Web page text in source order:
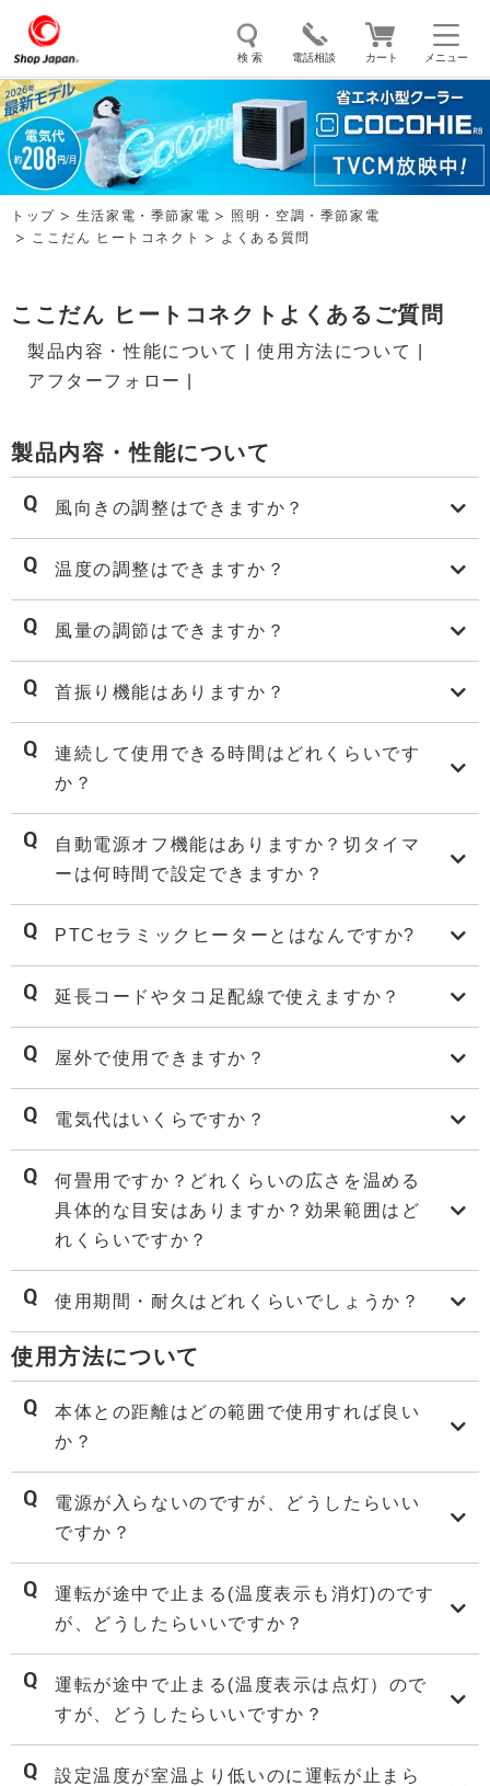
メニュー
検 索 電話相談 カート
トゥルースリーパー ソイリッチ ここひえ 枕
掃除機 クッキングプロ マイキュット
エアコン オーラルスマイル
トップ 生活家電・季節家電
照明・空調・季節家電
ここだん ヒートコネクト
よくある質問
ここだん ヒートコネクトよくあるご質問
製品内容・性能について 使用方法について
アフターフォロー
製品内容・性能について
風向きの調整はできますか？
温度の調整はできますか？
風量の調節はできますか？
首振り機能はありますか？
連続して使用できる時間はどれくらいです
か？
自動電源オフ機能はありますか？切タイマ
ーは何時間で設定できますか？
PTCセラミックヒーターとはなんですか?
延長コードやタコ足配線で使えますか？
屋外で使用できますか？
電気代はいくらですか？
何畳用ですか？どれくらいの広さを温める
具体的な目安はありますか？効果範囲はど
れくらいですか？
使用期間・耐久はどれくらいでしょうか？
使用方法について
本体との距離はどの範囲で使用すれば良い
か？
電源が入らないのですが、どうしたらいい
ですか？
運転が途中で止まる(温度表示も消灯)のです
が、どうしたらいいですか？
運転が途中で止まる(温度表示は点灯）ので
すが、どうしたらいいですか？
設定温度が室温より低いのに運転が止まら